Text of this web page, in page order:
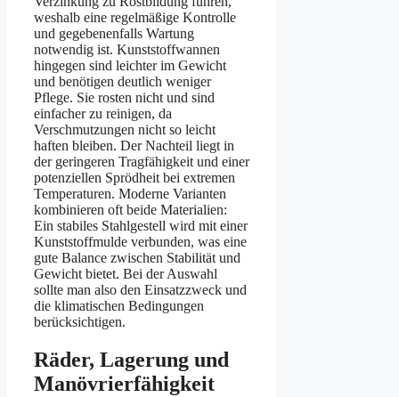
weshalb eine regelmäßige Kontrolle
und gegebenenfalls Wartung
notwendig ist. Kunststoffwannen
hingegen sind leichter im Gewicht
und benötigen deutlich weniger
Pflege. Sie rosten nicht und sind
einfacher zu reinigen, da
Verschmutzungen nicht so leicht
haften bleiben. Der Nachteil liegt in
der geringeren Tragfähigkeit und einer
potenziellen Sprödheit bei extremen
Temperaturen. Moderne Varianten
kombinieren oft beide Materialien:
Ein stabiles Stahlgestell wird mit einer
Kunststoffmulde verbunden, was eine
gute Balance zwischen Stabilität und
Gewicht bietet. Bei der Auswahl
sollte man also den Einsatzzweck und
die klimatischen Bedingungen
berücksichtigen.
Räder, Lagerung und
Manövrierfähigkeit